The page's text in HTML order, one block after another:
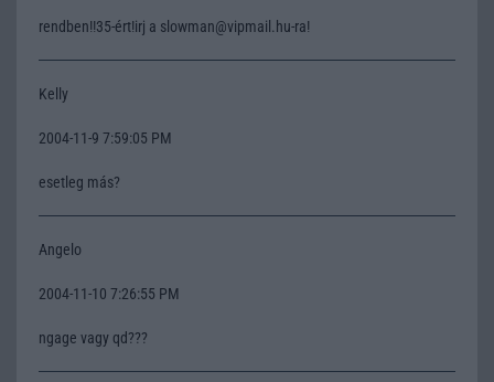
rendben!!35-ért!irj a slowman@vipmail.hu-ra!
Kelly
2004-11-9 7:59:05 PM
esetleg más?
Angelo
2004-11-10 7:26:55 PM
ngage vagy qd???